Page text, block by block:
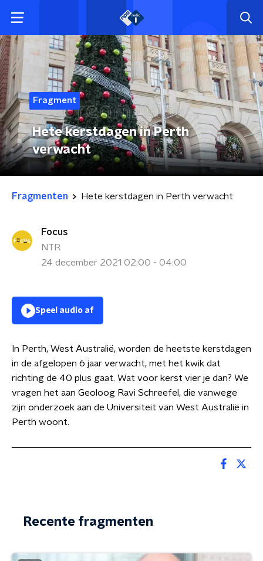
Fragment
Hete kerstdagen in Perth
verwacht
Fragmenten Hete kerstdagen in Perth verwacht
Focus
NTR
24 december 2021 02:00 - 04:00
Speel audio af
In Perth, West Australië, worden de heetste kerstdagen
in de afgelopen 6 jaar verwacht, met het kwik dat
richting de 40 plus gaat. Wat voor kerst vier je dan? We
vragen het aan Geoloog Ravi Schreefel, die vanwege
zijn onderzoek aan de Universiteit van West Australië in
Perth woont.
Recente fragmenten